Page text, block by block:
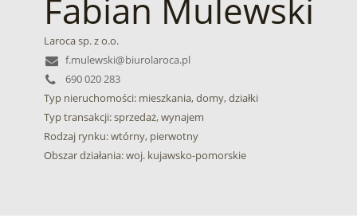
Fabian Mulewski
Laroca sp. z o.o.
f.mulewski@biurolaroca.pl
690 020 283
Typ nieruchomości: mieszkania, domy, działki
Typ transakcji: sprzedaż, wynajem
Rodzaj rynku: wtórny, pierwotny
Obszar działania: woj. kujawsko-pomorskie